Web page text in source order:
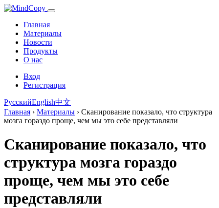
Главная
Материалы
Новости
Продукты
О нас
Вход
Регистрация
РусскийEnglish中文
Главная › Материалы › Сканирование показало, что структура
мозга гораздо проще, чем мы это себе представляли
Сканирование показало, что
структура мозга гораздо
проще, чем мы это себе
представляли